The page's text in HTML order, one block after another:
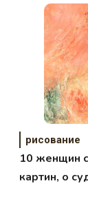
рисование
10 женщин
картин, о